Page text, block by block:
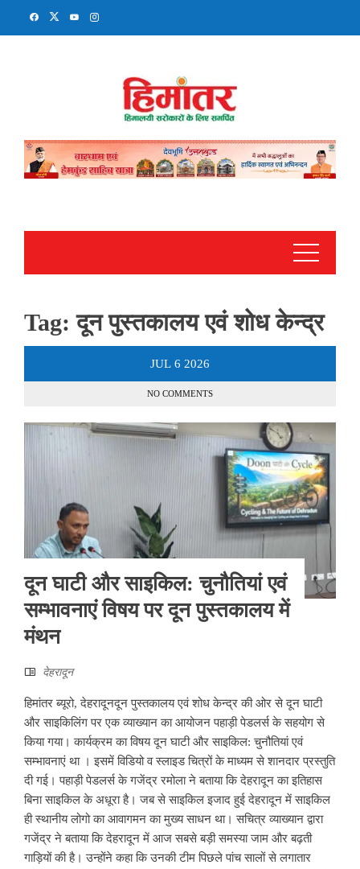
Tag:दून पुस्तकालय एवं शोध केन्द्र
JUL 6 2026
NO COMMENTS
दून घाटी और साइकिल: चुनौतियां एवं
सम्भावनाएं विषय पर दून पुस्तकालय में
मंथन
देहरादून
हिमांतर ब्यूरो, देहरादूनदून पुस्तकालय एवं शोध केन्द्र की ओर से दून घाटी
और साइकिलिंग पर एक व्याख्यान का आयोजन पहाड़ी पेडलर्स के सहयोग से
किया गया। कार्यक्रम का विषय दून घाटी और साइकिल: चुनौतियां एवं
सम्भावनाएं था । इसमें विडियो व स्लाइड चित्रों के माध्यम से शानदार प्रस्तुति
दी गई। पहाड़ी पेडलर्स के गजेंद्र रमोला ने बताया कि देहरादून का इतिहास
बिना साइकिल के अधूरा है। जब से साइकिल इजाद हुई देहरादून में साइकिल
ही स्थानीय लोगो का आवागमन का मुख्य साधन था। सचित्र व्याख्यान द्वारा
गजेंद्र ने बताया कि देहरादून में आज सबसे बड़ी समस्या जाम और बढ़ती
गाड़ियों की है। उन्होंने कहा कि उनकी टीम पिछले पांच सालों से लगातार